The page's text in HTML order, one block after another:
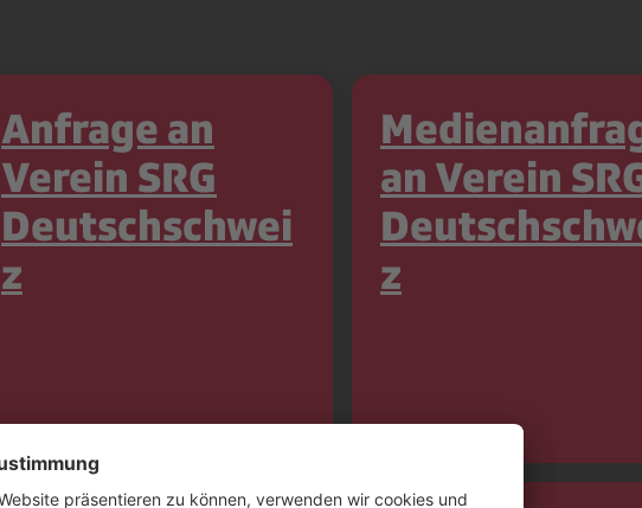
Anfrage an
Verein SRG
Deutschschwei
z
an Verein
z